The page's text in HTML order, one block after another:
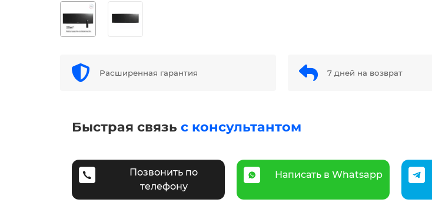
Расширенная гарантия 7 дней на возврат
Быстрая связь с консультантом
Позвонить по
телефону
Написать в Whatsapp